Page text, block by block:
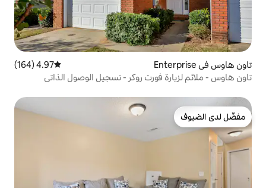
متوسط التقييم 4.97 من 5، 164 مراجعات
4.97 (164)
روكر - تسجيل الوصول الذاتي